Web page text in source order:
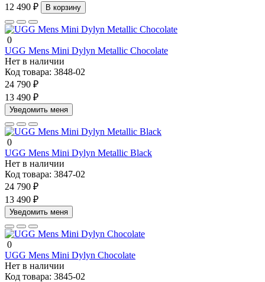
12 490 ₽
В корзину
0
UGG Mens Mini Dylyn Metallic Chocolate
Нет в наличии
Код товара: 3848-02
24 790 ₽
13 490 ₽
Уведомить меня
0
UGG Mens Mini Dylyn Metallic Black
Нет в наличии
Код товара: 3847-02
24 790 ₽
13 490 ₽
Уведомить меня
0
UGG Mens Mini Dylyn Chocolate
Нет в наличии
Код товара: 3845-02